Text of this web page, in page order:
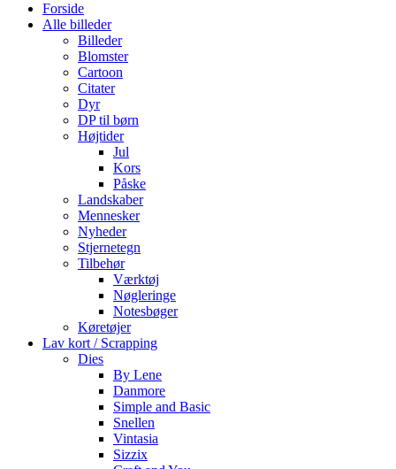
Forside
Alle billeder
Billeder
Blomster
Cartoon
Citater
Dyr
DP til børn
Højtider
Jul
Kors
Påske
Landskaber
Mennesker
Nyheder
Stjernetegn
Tilbehør
Værktøj
Nøgleringe
Notesbøger
Køretøjer
Lav kort / Scrapping
Dies
By Lene
Danmore
Simple and Basic
Snellen
Vintasia
Sizzix